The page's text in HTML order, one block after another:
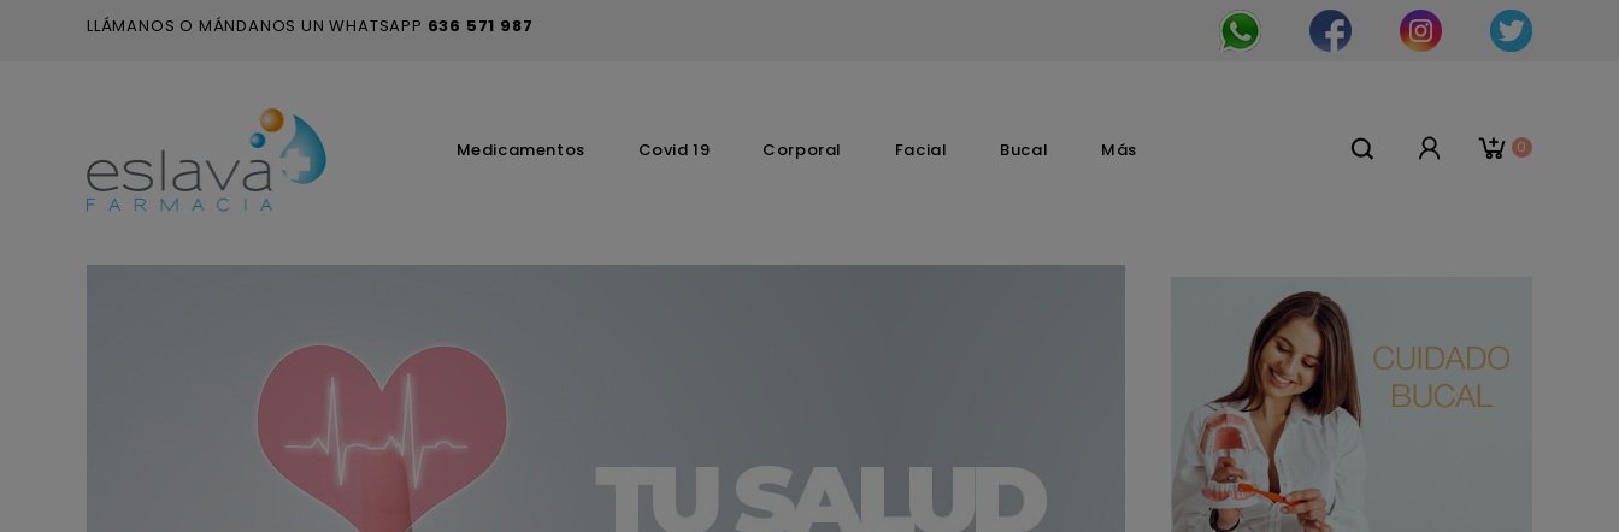
LLÁMANOS O MÁNDANOS UN WHATSAPP 636 571 987
0
Medicamentos Covid 19 Corporal Facial Bucal Más